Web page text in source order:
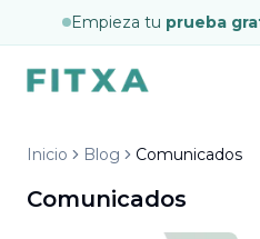
Empieza tu prueba
Inicio Blog Comunicados
Comunicados